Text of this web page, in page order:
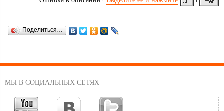
Поделиться…
МЫ В СОЦИАЛЬНЫХ СЕТЯХ